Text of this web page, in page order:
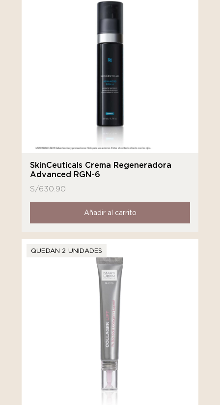
SkinCeuticals Crema Regeneradora
Advanced RGN-6
S/630.90
Añadir al carrito
QUEDAN 2 UNIDADES